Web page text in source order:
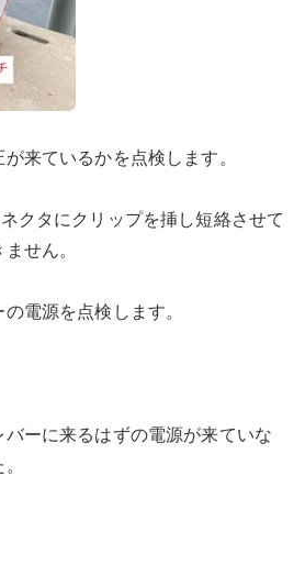
来ているかを点検します。
クタにクリップを挿し短絡させて
せん。
電源を点検します。
ーに来るはずの電源が来ていな